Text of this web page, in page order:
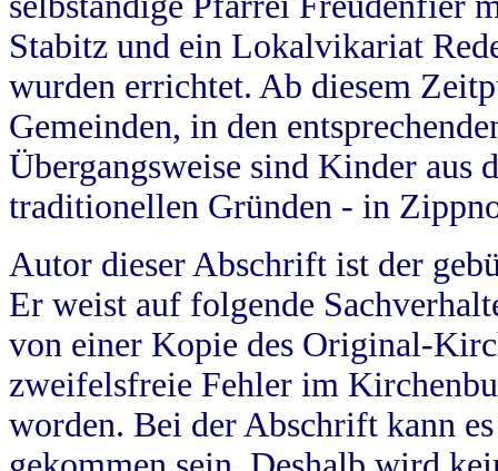
Stabitz und ein Lokalvikariat
wurden errichtet. Ab diesem
Gemeinden, in den
Übergangsweise sind Kinder aus
traditionellen Gründen - in
Autor dieser Abschrift ist der
Er weist auf folgende
von einer Kopie des Original-
zweifelsfreie Fehler im
worden. Bei der Abschrift kann